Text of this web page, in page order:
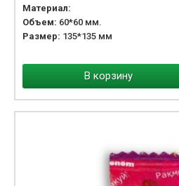
Материал:
Объем: 60*60 мм.
Размер: 135*135 мм
В корзину